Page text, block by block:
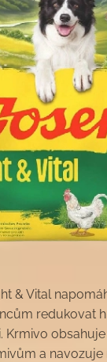
& Vital
redukovat
Krmivo
a navozuje